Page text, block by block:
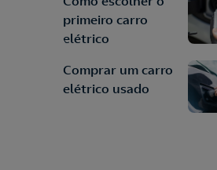
primeiro carro
elétrico
Comprar um carro
elétrico usado